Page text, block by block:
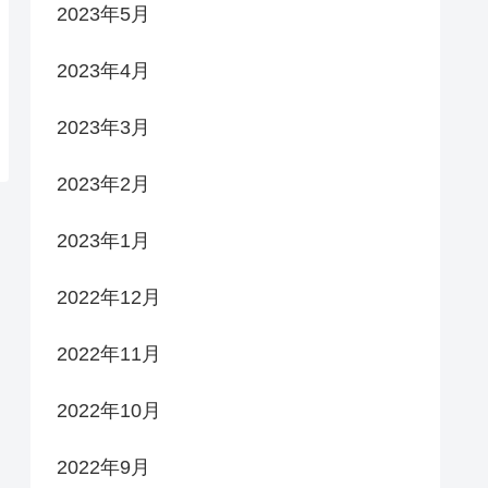
2023年5月
2023年4月
2023年3月
2023年2月
2023年1月
2022年12月
2022年11月
2022年10月
2022年9月